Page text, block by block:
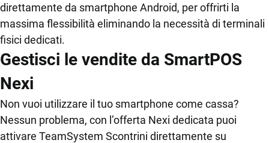
direttamente da smartphone Android, per offrirti la
massima flessibilità eliminando la necessità di terminali
fisici dedicati.
Gestisci le vendite da SmartPOS
Nexi
Non vuoi utilizzare il tuo smartphone come cassa?
Nessun problema, con l’offerta Nexi dedicata puoi
attivare TeamSystem Scontrini direttamente su